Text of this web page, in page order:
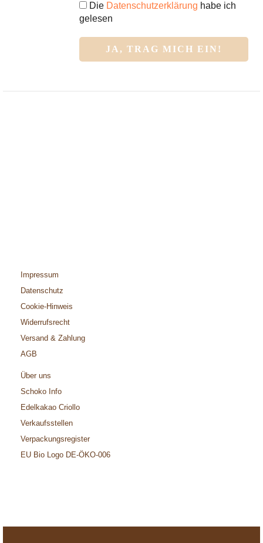
Die Datenschutzerklärung habe ich
gelesen
Impressum
Datenschutz
Cookie-Hinweis
Widerrufsrecht
Versand & Zahlung
AGB
Über uns
Schoko Info
Edelkakao Criollo
Verkaufsstellen
Verpackungsregister
EU Bio Logo DE-ÖKO-006